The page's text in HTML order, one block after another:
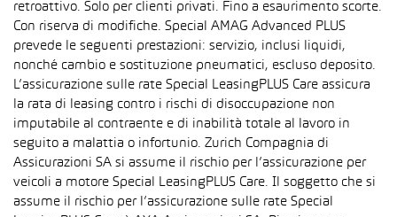
retroattivo. Solo per clienti privati. Fino a esaurimento scorte.
Con riserva di modifiche. Special AMAG Advanced PLUS
prevede le seguenti prestazioni: servizio, inclusi liquidi,
nonché cambio e sostituzione pneumatici, escluso deposito.
L’assicurazione sulle rate Special LeasingPLUS Care assicura
la rata di leasing contro i rischi di disoccupazione non
imputabile al contraente e di inabilità totale al lavoro in
seguito a malattia o infortunio. Zurich Compagnia di
Assicurazioni SA si assume il rischio per l’assicurazione per
veicoli a motore Special LeasingPLUS Care. Il soggetto che si
assume il rischio per l’assicurazione sulle rate Special